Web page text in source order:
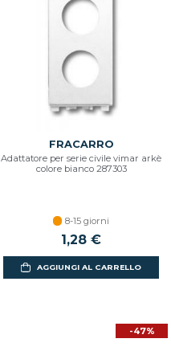
FRACARRO
Adattatore per serie civile vimar arkè
colore bianco 287303
8-15 giorni
1,28 €
AGGIUNGI AL CARRELLO
-47%